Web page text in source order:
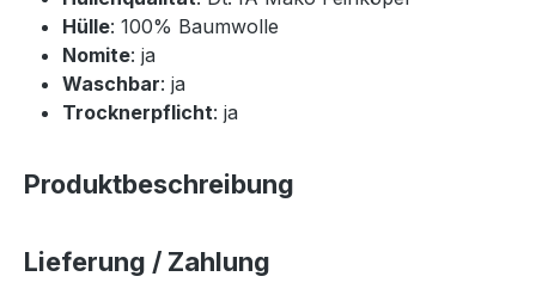
Hülle: 100% Baumwolle
Nomite: ja
Waschbar: ja
Trocknerpflicht: ja
Produktbeschreibung
Lieferung / Zahlung